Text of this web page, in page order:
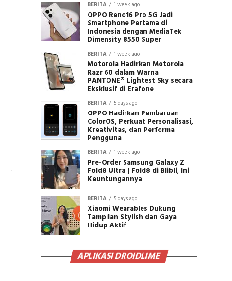
BERITA 1 week ago
OPPO Reno16 Pro 5G Jadi
Smartphone Pertama di
Indonesia dengan MediaTek
Dimensity 8550 Super
BERITA 1 week ago
Motorola Hadirkan Motorola
Razr 60 dalam Warna
PANTONE® Lightest Sky secara
Eksklusif di Erafone
BERITA 5 days ago
OPPO Hadirkan Pembaruan
ColorOS, Perkuat Personalisasi,
Kreativitas, dan Performa
Pengguna
BERITA 1 week ago
Pre-Order Samsung Galaxy Z
Fold8 Ultra | Fold8 di Blibli, Ini
Keuntungannya
BERITA 5 days ago
Xiaomi Wearables Dukung
Tampilan Stylish dan Gaya
Hidup Aktif
APLIKASI DROIDLIME